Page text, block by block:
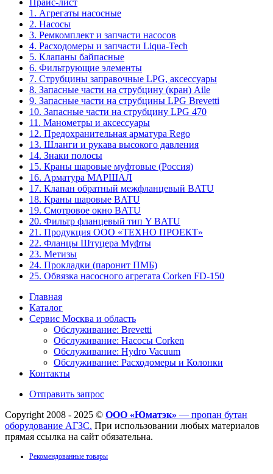
Прайс-лист
1. Агрегаты насосные
2. Насосы
3. Ремкомплект и запчасти насосов
4. Расходомеры и запчасти Liqua-Tech
5. Клапаны байпасные
6. Фильтрующие элементы
7. Струбцины заправочные LPG, аксессуары
8. Запасные части на струбцину (кран) Aile
9. Запасные части на струбцины LPG Brevetti
10. Запасные части на струбцину LPG 470
11. Манометры и аксессуары
12. Предохранительная арматура Rego
13. Шланги и рукава высокого давления
14. Знаки полосы
15. Краны шаровые муфтовые (Россия)
16. Арматура МАРШАЛ
17. Клапан обратный межфланцевый BATU
18. Краны шаровые BATU
19. Смотровое окно BATU
20. Фильтр фланцевый тип Y BATU
21. Продукция ООО «ТЕХНО ПРОЕКТ»
22. Фланцы Штуцера Муфты
23. Метизы
24. Прокладки (паронит ПМБ)
25. Обвязка насосного агрегата Corken FD-150
Главная
Каталог
Сервис Москва и область
Обслуживание: Brevetti
Обслуживание: Насосы Corken
Обслуживание: Hydro Vacuum
Обслуживание: Расходомеры и Колонки
Контакты
Отправить запрос
Copyright 2008 - 2025 © ООО «Юматэк» — пропан бутан
оборудование АГЗС. При использовании любых материалов
прямая ссылка на сайт обязательна.
Рекомендованные товары